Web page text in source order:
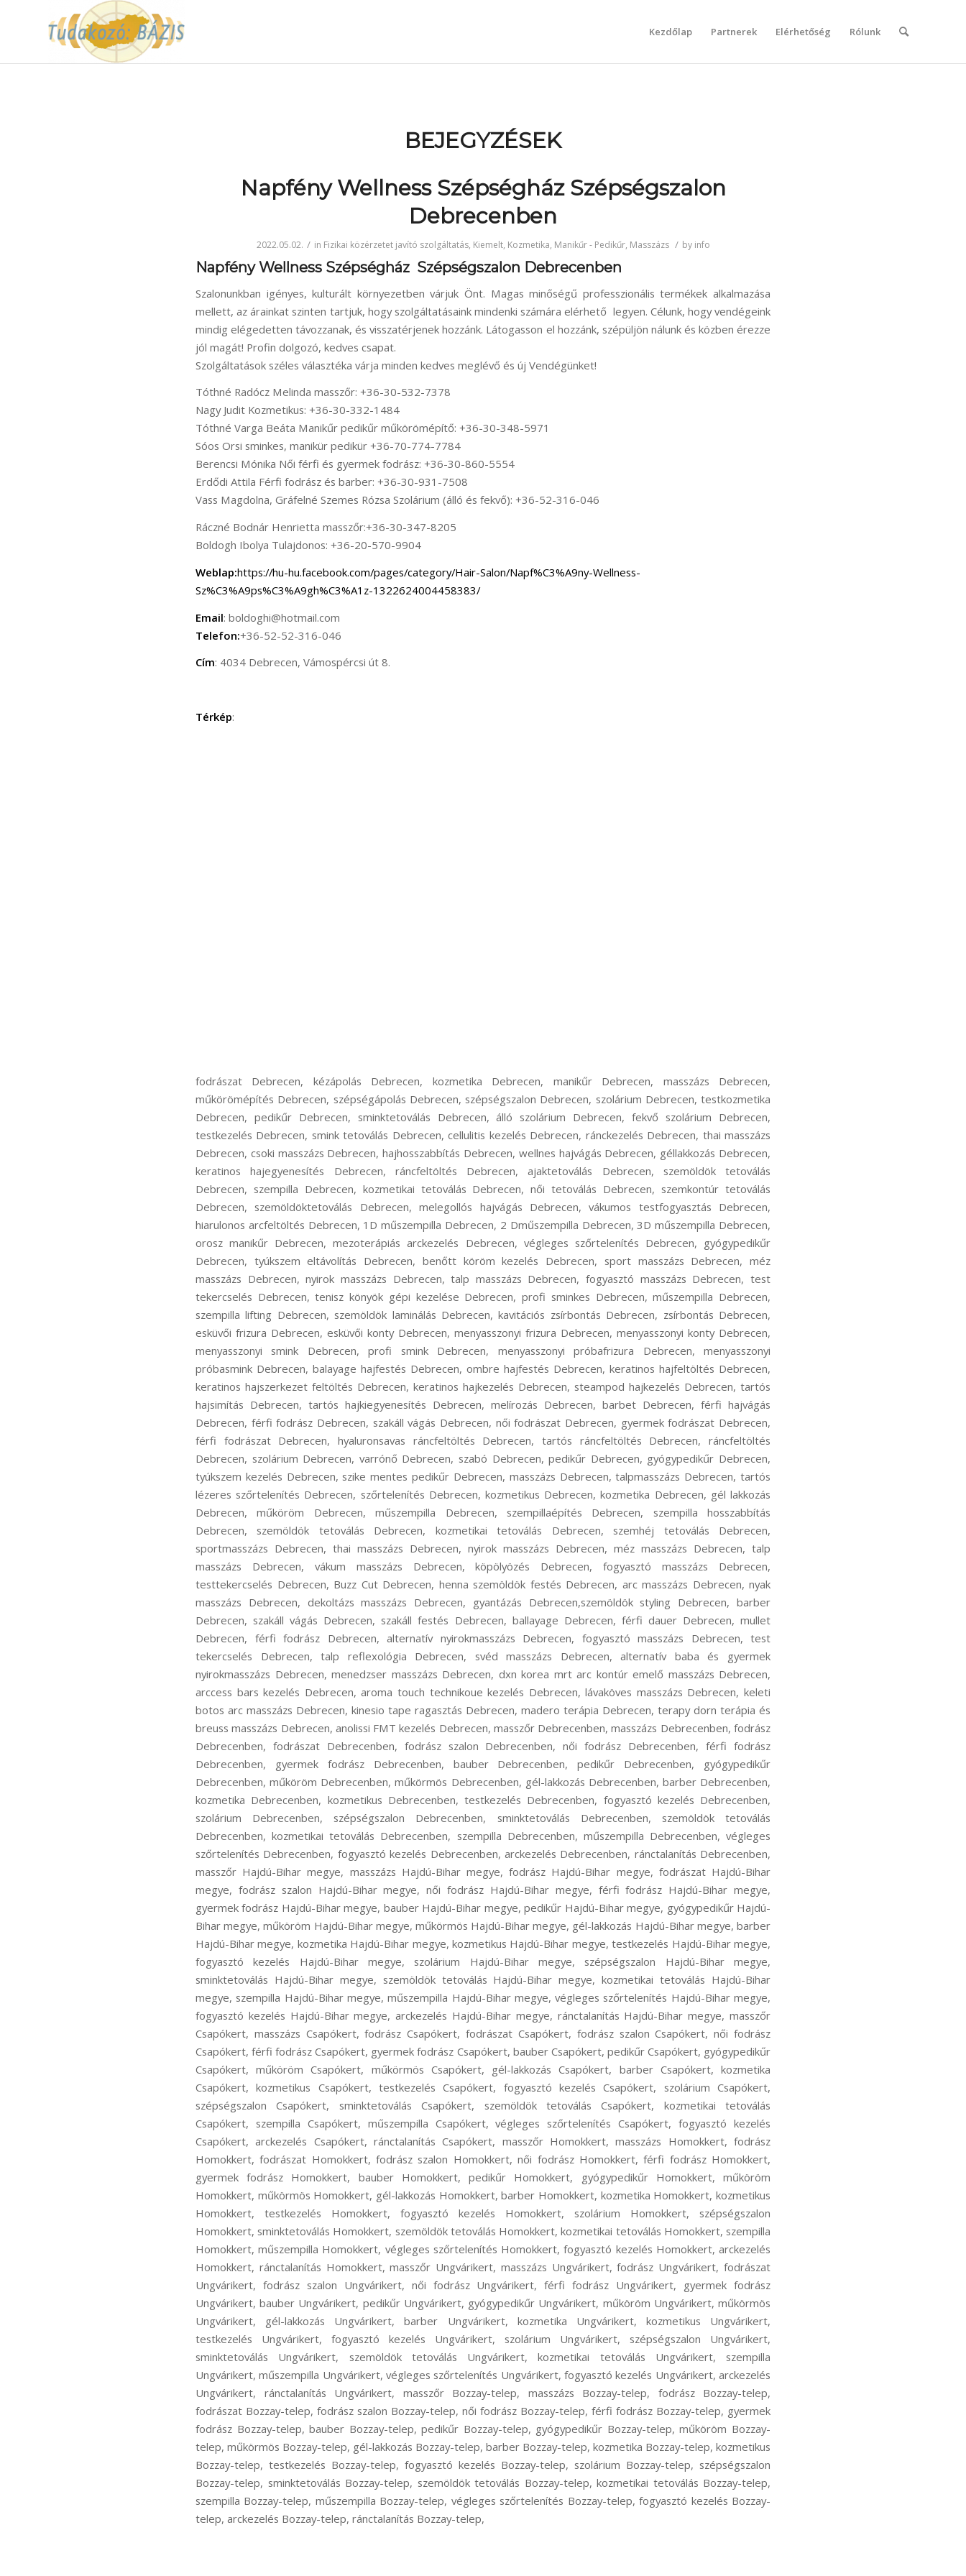
Kezdőlap Partnerek Elérhetőség Rólunk
BEJEGYZÉSEK
Napfény Wellness Szépségház Szépségszalon
Debrecenben
2022.05.02. / in Fizikai közérzetet javító szolgáltatás, Kiemelt, Kozmetika, Manikűr - Pedikűr, Masszázs / by info
Napfény Wellness Szépségház Szépségszalon Debrecenben
Szalonunkban igényes, kulturált környezetben várjuk Önt. Magas minőségű professzionális termékek alkalmazása
mellett, az árainkat szinten tartjuk, hogy szolgáltatásaink mindenki számára elérhető legyen. Célunk, hogy vendégeink
mindig elégedetten távozzanak, és visszatérjenek hozzánk. Látogasson el hozzánk, szépüljön nálunk és közben érezze
jól magát! Profin dolgozó, kedves csapat.
Szolgáltatások széles választéka várja minden kedves meglévő és új Vendégünket!
Tóthné Radócz Melinda masszőr: +36-30-532-7378
Nagy Judit Kozmetikus: +36-30-332-1484
Tóthné Varga Beáta Manikűr pedikűr műkörömépítő: +36-30-348-5971
Sóos Orsi sminkes, manikür pedikür +36-70-774-7784
Berencsi Mónika Női férfi és gyermek fodrász: +36-30-860-5554
Erdődi Attila Férfi fodrász és barber: +36-30-931-7508
Vass Magdolna, Gráfelné Szemes Rózsa Szolárium (álló és fekvő): +36-52-316-046
Ráczné Bodnár Henrietta masszőr:+36-30-347-8205
Boldogh Ibolya Tulajdonos: +36-20-570-9904
Weblap:https://hu-hu.facebook.com/pages/category/Hair-Salon/Napf%C3%A9ny-Wellness-
Sz%C3%A9ps%C3%A9gh%C3%A1z-1322624004458383/
Email: boldoghi@hotmail.com
Telefon:+36-52-52-316-046
Cím: 4034 Debrecen, Vámospércsi út 8.
Térkép:
fodrászat Debrecen, kézápolás Debrecen, kozmetika Debrecen, manikűr Debrecen, masszázs Debrecen,
műkörömépítés Debrecen, szépségápolás Debrecen, szépségszalon Debrecen, szolárium Debrecen, testkozmetika
Debrecen, pedikűr Debrecen, sminktetoválás Debrecen, álló szolárium Debrecen, fekvő szolárium Debrecen,
testkezelés Debrecen, smink tetoválás Debrecen, cellulitis kezelés Debrecen, ránckezelés Debrecen, thai masszázs
Debrecen, csoki masszázs Debrecen, hajhosszabbítás Debrecen, wellnes hajvágás Debrecen, géllakkozás Debrecen,
keratinos hajegyenesítés Debrecen, ráncfeltöltés Debrecen, ajaktetoválás Debrecen, szemöldök tetoválás
Debrecen, szempilla Debrecen, kozmetikai tetoválás Debrecen, női tetoválás Debrecen, szemkontúr tetoválás
Debrecen, szemöldöktetoválás Debrecen, melegollós hajvágás Debrecen, vákumos testfogyasztás Debrecen,
hiarulonos arcfeltöltés Debrecen, 1D műszempilla Debrecen, 2 Dműszempilla Debrecen, 3D műszempilla Debrecen,
orosz manikűr Debrecen, mezoterápiás arckezelés Debrecen, végleges szőrtelenítés Debrecen, gyógypedikűr
Debrecen, tyúkszem eltávolítás Debrecen, benőtt köröm kezelés Debrecen, sport masszázs Debrecen, méz
masszázs Debrecen, nyirok masszázs Debrecen, talp masszázs Debrecen, fogyasztó masszázs Debrecen, test
tekercselés Debrecen, tenisz könyök gépi kezelése Debrecen, profi sminkes Debrecen, műszempilla Debrecen,
szempilla lifting Debrecen, szemöldök laminálás Debrecen, kavitációs zsírbontás Debrecen, zsírbontás Debrecen,
esküvői frizura Debrecen, esküvői konty Debrecen, menyasszonyi frizura Debrecen, menyasszonyi konty Debrecen,
menyasszonyi smink Debrecen, profi smink Debrecen, menyasszonyi próbafrizura Debrecen, menyasszonyi
próbasmink Debrecen, balayage hajfestés Debrecen, ombre hajfestés Debrecen, keratinos hajfeltöltés Debrecen,
keratinos hajszerkezet feltöltés Debrecen, keratinos hajkezelés Debrecen, steampod hajkezelés Debrecen, tartós
hajsimítás Debrecen, tartós hajkiegyenesítés Debrecen, melírozás Debrecen, barbet Debrecen, férfi hajvágás
Debrecen, férfi fodrász Debrecen, szakáll vágás Debrecen, női fodrászat Debrecen, gyermek fodrászat Debrecen,
férfi fodrászat Debrecen, hyaluronsavas ráncfeltöltés Debrecen, tartós ráncfeltöltés Debrecen, ráncfeltöltés
Debrecen, szolárium Debrecen, varrónő Debrecen, szabó Debrecen, pedikűr Debrecen, gyógypedikűr Debrecen,
tyúkszem kezelés Debrecen, szike mentes pedikűr Debrecen, masszázs Debrecen, talpmasszázs Debrecen, tartós
lézeres szőrtelenítés Debrecen, szőrtelenítés Debrecen, kozmetikus Debrecen, kozmetika Debrecen, gél lakkozás
Debrecen, műköröm Debrecen, műszempilla Debrecen, szempillaépítés Debrecen, szempilla hosszabbítás
Debrecen, szemöldök tetoválás Debrecen, kozmetikai tetoválás Debrecen, szemhéj tetoválás Debrecen,
sportmasszázs Debrecen, thai masszázs Debrecen, nyirok masszázs Debrecen, méz masszázs Debrecen, talp
masszázs Debrecen, vákum masszázs Debrecen, köpölyözés Debrecen, fogyasztó masszázs Debrecen,
testtekercselés Debrecen, Buzz Cut Debrecen, henna szemöldök festés Debrecen, arc masszázs Debrecen, nyak
masszázs Debrecen, dekoltázs masszázs Debrecen, gyantázás Debrecen,szemöldök styling Debrecen, barber
Debrecen, szakáll vágás Debrecen, szakáll festés Debrecen, ballayage Debrecen, férfi dauer Debrecen, mullet
Debrecen, férfi fodrász Debrecen, alternatív nyirokmasszázs Debrecen, fogyasztó masszázs Debrecen, test
tekercselés Debrecen, talp reflexológia Debrecen, svéd masszázs Debrecen, alternatív baba és gyermek
nyirokmasszázs Debrecen, menedzser masszázs Debrecen, dxn korea mrt arc kontúr emelő masszázs Debrecen,
arccess bars kezelés Debrecen, aroma touch technikoue kezelés Debrecen, lávaköves masszázs Debrecen, keleti
botos arc masszázs Debrecen, kinesio tape ragasztás Debrecen, madero terápia Debrecen, terapy dorn terápia és
breuss masszázs Debrecen, anolissi FMT kezelés Debrecen, masszőr Debrecenben, masszázs Debrecenben, fodrász
Debrecenben, fodrászat Debrecenben, fodrász szalon Debrecenben, női fodrász Debrecenben, férfi fodrász
Debrecenben, gyermek fodrász Debrecenben, bauber Debrecenben, pedikűr Debrecenben, gyógypedikűr
Debrecenben, műköröm Debrecenben, műkörmös Debrecenben, gél-lakkozás Debrecenben, barber Debrecenben,
kozmetika Debrecenben, kozmetikus Debrecenben, testkezelés Debrecenben, fogyasztó kezelés Debrecenben,
szolárium Debrecenben, szépségszalon Debrecenben, sminktetoválás Debrecenben, szemöldök tetoválás
Debrecenben, kozmetikai tetoválás Debrecenben, szempilla Debrecenben, műszempilla Debrecenben, végleges
szőrtelenítés Debrecenben, fogyasztó kezelés Debrecenben, arckezelés Debrecenben, ránctalanítás Debrecenben,
masszőr Hajdú-Bihar megye, masszázs Hajdú-Bihar megye, fodrász Hajdú-Bihar megye, fodrászat Hajdú-Bihar
megye, fodrász szalon Hajdú-Bihar megye, női fodrász Hajdú-Bihar megye, férfi fodrász Hajdú-Bihar megye,
gyermek fodrász Hajdú-Bihar megye, bauber Hajdú-Bihar megye, pedikűr Hajdú-Bihar megye, gyógypedikűr Hajdú-
Bihar megye, műköröm Hajdú-Bihar megye, műkörmös Hajdú-Bihar megye, gél-lakkozás Hajdú-Bihar megye, barber
Hajdú-Bihar megye, kozmetika Hajdú-Bihar megye, kozmetikus Hajdú-Bihar megye, testkezelés Hajdú-Bihar megye,
fogyasztó kezelés Hajdú-Bihar megye, szolárium Hajdú-Bihar megye, szépségszalon Hajdú-Bihar megye,
sminktetoválás Hajdú-Bihar megye, szemöldök tetoválás Hajdú-Bihar megye, kozmetikai tetoválás Hajdú-Bihar
megye, szempilla Hajdú-Bihar megye, műszempilla Hajdú-Bihar megye, végleges szőrtelenítés Hajdú-Bihar megye,
fogyasztó kezelés Hajdú-Bihar megye, arckezelés Hajdú-Bihar megye, ránctalanítás Hajdú-Bihar megye, masszőr
Csapókert, masszázs Csapókert, fodrász Csapókert, fodrászat Csapókert, fodrász szalon Csapókert, női fodrász
Csapókert, férfi fodrász Csapókert, gyermek fodrász Csapókert, bauber Csapókert, pedikűr Csapókert, gyógypedikűr
Csapókert, műköröm Csapókert, műkörmös Csapókert, gél-lakkozás Csapókert, barber Csapókert, kozmetika
Csapókert, kozmetikus Csapókert, testkezelés Csapókert, fogyasztó kezelés Csapókert, szolárium Csapókert,
szépségszalon Csapókert, sminktetoválás Csapókert, szemöldök tetoválás Csapókert, kozmetikai tetoválás
Csapókert, szempilla Csapókert, műszempilla Csapókert, végleges szőrtelenítés Csapókert, fogyasztó kezelés
Csapókert, arckezelés Csapókert, ránctalanítás Csapókert, masszőr Homokkert, masszázs Homokkert, fodrász
Homokkert, fodrászat Homokkert, fodrász szalon Homokkert, női fodrász Homokkert, férfi fodrász Homokkert,
gyermek fodrász Homokkert, bauber Homokkert, pedikűr Homokkert, gyógypedikűr Homokkert, műköröm
Homokkert, műkörmös Homokkert, gél-lakkozás Homokkert, barber Homokkert, kozmetika Homokkert, kozmetikus
Homokkert, testkezelés Homokkert, fogyasztó kezelés Homokkert, szolárium Homokkert, szépségszalon
Homokkert, sminktetoválás Homokkert, szemöldök tetoválás Homokkert, kozmetikai tetoválás Homokkert, szempilla
Homokkert, műszempilla Homokkert, végleges szőrtelenítés Homokkert, fogyasztó kezelés Homokkert, arckezelés
Homokkert, ránctalanítás Homokkert, masszőr Ungvárikert, masszázs Ungvárikert, fodrász Ungvárikert, fodrászat
Ungvárikert, fodrász szalon Ungvárikert, női fodrász Ungvárikert, férfi fodrász Ungvárikert, gyermek fodrász
Ungvárikert, bauber Ungvárikert, pedikűr Ungvárikert, gyógypedikűr Ungvárikert, műköröm Ungvárikert, műkörmös
Ungvárikert, gél-lakkozás Ungvárikert, barber Ungvárikert, kozmetika Ungvárikert, kozmetikus Ungvárikert,
testkezelés Ungvárikert, fogyasztó kezelés Ungvárikert, szolárium Ungvárikert, szépségszalon Ungvárikert,
sminktetoválás Ungvárikert, szemöldök tetoválás Ungvárikert, kozmetikai tetoválás Ungvárikert, szempilla
Ungvárikert, műszempilla Ungvárikert, végleges szőrtelenítés Ungvárikert, fogyasztó kezelés Ungvárikert, arckezelés
Ungvárikert, ránctalanítás Ungvárikert, masszőr Bozzay-telep, masszázs Bozzay-telep, fodrász Bozzay-telep,
fodrászat Bozzay-telep, fodrász szalon Bozzay-telep, női fodrász Bozzay-telep, férfi fodrász Bozzay-telep, gyermek
fodrász Bozzay-telep, bauber Bozzay-telep, pedikűr Bozzay-telep, gyógypedikűr Bozzay-telep, műköröm Bozzay-
telep, műkörmös Bozzay-telep, gél-lakkozás Bozzay-telep, barber Bozzay-telep, kozmetika Bozzay-telep, kozmetikus
Bozzay-telep, testkezelés Bozzay-telep, fogyasztó kezelés Bozzay-telep, szolárium Bozzay-telep, szépségszalon
Bozzay-telep, sminktetoválás Bozzay-telep, szemöldök tetoválás Bozzay-telep, kozmetikai tetoválás Bozzay-telep,
szempilla Bozzay-telep, műszempilla Bozzay-telep, végleges szőrtelenítés Bozzay-telep, fogyasztó kezelés Bozzay-
telep, arckezelés Bozzay-telep, ránctalanítás Bozzay-telep,